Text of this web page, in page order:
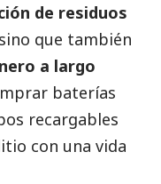
de residuos
que también
a largo
baterías
recargables
con una vida